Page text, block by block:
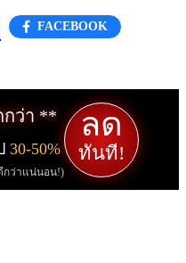
FACEBOOK
กว่า **
30-50%
กว่าแน่นอน!)
ลด
ทันที!